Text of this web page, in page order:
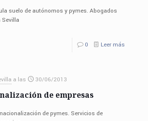
suelo de autónomos y pymes. Abogados
0 Leer más
a las 30/06/2013
de empresas
de pymes. Servicios de